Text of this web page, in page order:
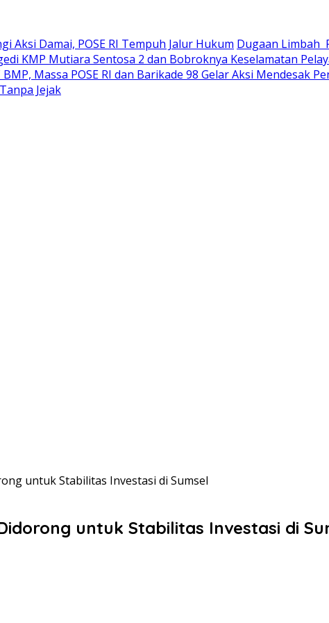
Aksi Damai, POSE RI Tempuh Jalur Hukum Dugaan Limbah
KMP Mutiara Sentosa 2 dan Bobroknya Keselamatan
Massa POSE RI dan Barikade 98 Gelar Aksi Mendesak
Jejak
untuk Stabilitas Investasi di Sumsel
untuk Stabilitas Investasi di